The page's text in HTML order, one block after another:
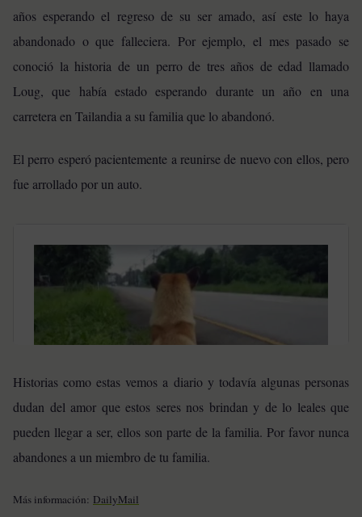
años esperando el regreso de su ser amado, así este lo haya
abandonado o que falleciera. Por ejemplo, el mes pasado se
conoció la historia de un perro de tres años de edad llamado
Loug, que había estado esperando durante un año en una
carretera en Tailandia a su familia que lo abandonó.
El perro esperó pacientemente a reunirse de nuevo con ellos, pero
fue arrollado por un auto.
Historias como estas vemos a diario y todavía algunas personas
dudan del amor que estos seres nos brindan y de lo leales que
pueden llegar a ser, ellos son parte de la familia. Por favor nunca
abandones a un miembro de tu familia.
Más información: DailyMail